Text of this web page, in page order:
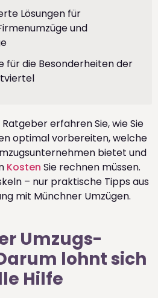
Lösungen für
und
für die Besonderheiten der
erfahren Sie, wie Sie
optimal vorbereiten, welche
bietet und
Kosten Sie rechnen müssen.
– nur praktische Tipps aus
mit Münchner Umzügen.
Umzugs-
lohnt sich
Hilfe